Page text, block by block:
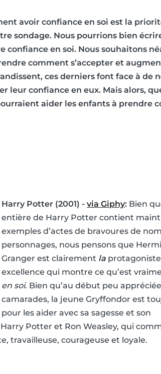
avoir confiance en soi est la
sondage. Nous pourrions bien
confiance en soi. Nous souhaitons
comment s’accepter et
ces derniers font face à de
leur confiance en eux. Mais alors,
aider les enfants à prendre
Harry Potter (2001) - via Giphy: Bien
entière de Harry Potter contient maint
exemples d’actes de bravoures de
personnages, nous pensons que
Granger est clairement la
excellence qui montre ce qu’est
en soi. Bien qu’au début peu
camarades, la jeune Gryffondor est
pour les aider avec sa sagesse et son
Potter et Ron Weasley, qui
travailleuse, courageuse et loyale.